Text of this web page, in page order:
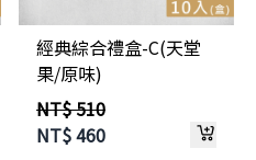
經典綜合禮盒-C(天堂
果/原味)
NT$ 510
NT$460